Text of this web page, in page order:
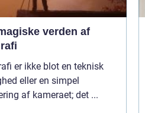
verden af
er ikke blot en teknisk
eller en simpel
af kameraet; det ...